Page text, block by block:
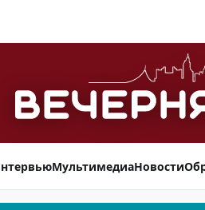
МультимедиаНовости